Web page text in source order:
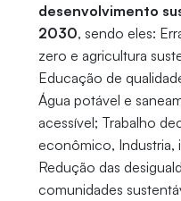
desenvolvimento
2030, sendo eles:
zero e agricultura
Educação de
Água potável e
acessível; Trabalho
econômico, Industria,
Redução das
comunidades